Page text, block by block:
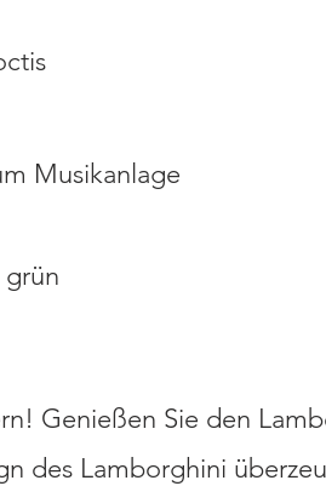
Musikanlage
Genießen Sie den
des Lamborghini